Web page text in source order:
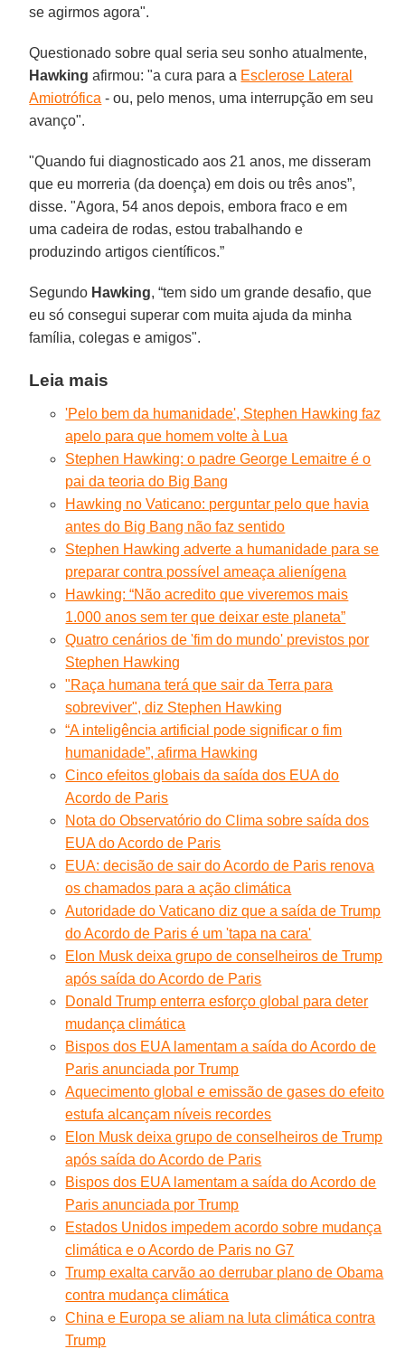
se agirmos agora".
Questionado sobre qual seria seu sonho atualmente,
Hawking afirmou: "a cura para a Esclerose Lateral
Amiotrófica - ou, pelo menos, uma interrupção em seu
avanço".
"Quando fui diagnosticado aos 21 anos, me disseram
que eu morreria (da doença) em dois ou três anos”,
disse. "Agora, 54 anos depois, embora fraco e em
uma cadeira de rodas, estou trabalhando e
produzindo artigos científicos.”
Segundo Hawking, “tem sido um grande desafio, que
eu só consegui superar com muita ajuda da minha
família, colegas e amigos".
Leia mais
'Pelo bem da humanidade', Stephen Hawking faz
apelo para que homem volte à Lua
Stephen Hawking: o padre George Lemaitre é o
pai da teoria do Big Bang
Hawking no Vaticano: perguntar pelo que havia
antes do Big Bang não faz sentido
Stephen Hawking adverte a humanidade para se
preparar contra possível ameaça alienígena
Hawking: “Não acredito que viveremos mais
1.000 anos sem ter que deixar este planeta”
Quatro cenários de 'fim do mundo' previstos por
Stephen Hawking
"Raça humana terá que sair da Terra para
sobreviver", diz Stephen Hawking
“A inteligência artificial pode significar o fim
humanidade”, afirma Hawking
Cinco efeitos globais da saída dos EUA do
Acordo de Paris
Nota do Observatório do Clima sobre saída dos
EUA do Acordo de Paris
EUA: decisão de sair do Acordo de Paris renova
os chamados para a ação climática
Autoridade do Vaticano diz que a saída de Trump
do Acordo de Paris é um 'tapa na cara'
Elon Musk deixa grupo de conselheiros de Trump
após saída do Acordo de Paris
Donald Trump enterra esforço global para deter
mudança climática
Bispos dos EUA lamentam a saída do Acordo de
Paris anunciada por Trump
Aquecimento global e emissão de gases do efeito
estufa alcançam níveis recordes
Elon Musk deixa grupo de conselheiros de Trump
após saída do Acordo de Paris
Bispos dos EUA lamentam a saída do Acordo de
Paris anunciada por Trump
Estados Unidos impedem acordo sobre mudança
climática e o Acordo de Paris no G7
Trump exalta carvão ao derrubar plano de Obama
contra mudança climática
China e Europa se aliam na luta climática contra
Trump